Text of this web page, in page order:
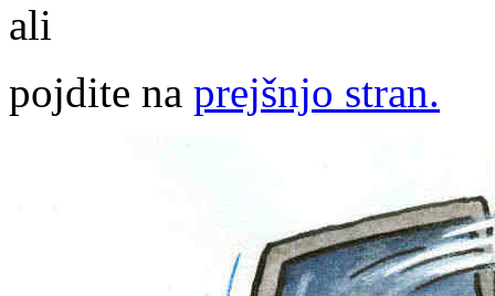
ali
pojdite na prejšnjo stran.